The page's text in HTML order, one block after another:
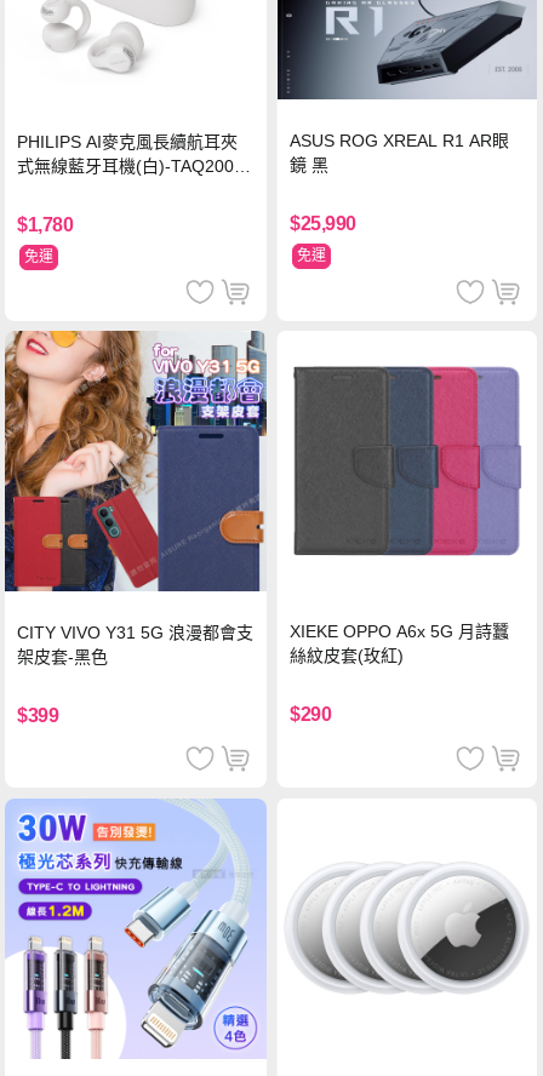
PHILIPS AI麥克風長續航耳夾
式無線藍牙耳機(白)-TAQ2000
$1,780
免運
ASUS ROG XREAL R1 AR眼
鏡 黑
$25,990
免運
CITY VIVO Y31 5G 浪漫都會支
架皮套-黑色
$399
XIEKE OPPO A6x 5G 月詩蠶
絲紋皮套(玫紅)
$290